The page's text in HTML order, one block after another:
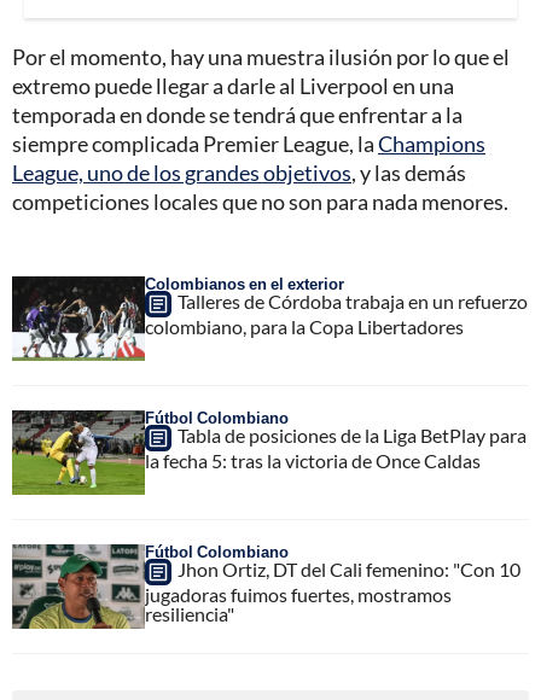
Por el momento, hay una muestra ilusión por lo que el
extremo puede llegar a darle al Liverpool en una
temporada en donde se tendrá que enfrentar a la
siempre complicada Premier League, laChampions
League, uno de los grandes objetivos, y las demás
competiciones locales que no son para nada menores.
Colombianos en el exterior
Talleres de Córdoba trabaja en un refuerzo
colombiano, para la Copa Libertadores
Fútbol Colombiano
Tabla de posiciones de la Liga BetPlay para
la fecha 5: tras la victoria de Once Caldas
Fútbol Colombiano
Jhon Ortiz, DT del Cali femenino: "Con 10
jugadoras fuimos fuertes, mostramos
resiliencia"